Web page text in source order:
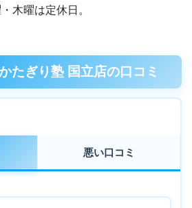
木曜は定休日。
たぎり塾 国立店の口コミ
悪い口コミ